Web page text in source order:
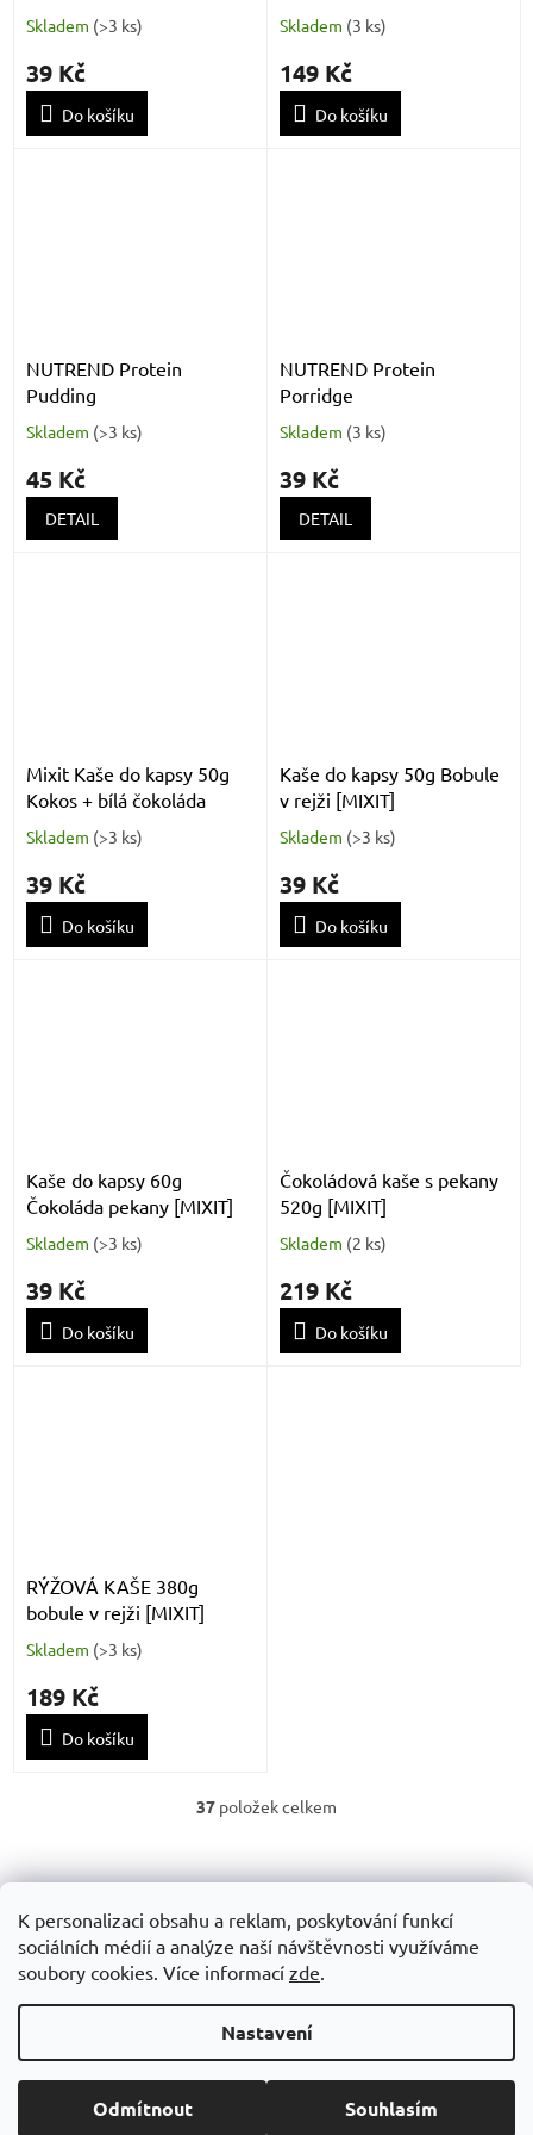
K personalizaci obsahu a reklam, poskytování funkcí
sociálních médií a analýze naší návštěvnosti využíváme
soubory cookies. Více informací zde.
Nastavení
Odmítnout Souhlasím
Skladem (>3 ks)
39 Kč
Do košíku
Skladem (3 ks)
149 Kč
Do košíku
NUTREND Protein
Pudding
Skladem (>3 ks)
45 Kč
DETAIL
NUTREND Protein
Porridge
Skladem (3 ks)
39 Kč
DETAIL
Mixit Kaše do kapsy 50g
Kokos + bílá čokoláda
Skladem (>3 ks)
39 Kč
Do košíku
Kaše do kapsy 50g Bobule
v rejži [MIXIT]
Skladem (>3 ks)
39 Kč
Do košíku
Kaše do kapsy 60g
Čokoláda pekany [MIXIT]
Skladem (>3 ks)
39 Kč
Do košíku
Čokoládová kaše s pekany
520g [MIXIT]
Skladem (2 ks)
219 Kč
Do košíku
RÝŽOVÁ KAŠE 380g
bobule v rejži [MIXIT]
Skladem (>3 ks)
189 Kč
Do košíku
O
á
a
c
í
p
v
k
y
37 položek celkem
á
Copyright 2026SUPP STORE. Všechna práva vyhrazena.Upravit